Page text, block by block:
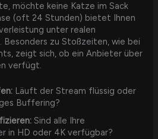
möchte keine Katze im Sack
(oft 24 Stunden) bietet Ihnen
unter realen
Besonders zu Stoßzeiten, wie bei
zeigt sich, ob ein Anbieter über
verfügt.
Läuft der Stream flüssig oder
Buffering?
Sind alle Ihre
in HD oder 4K verfügbar?